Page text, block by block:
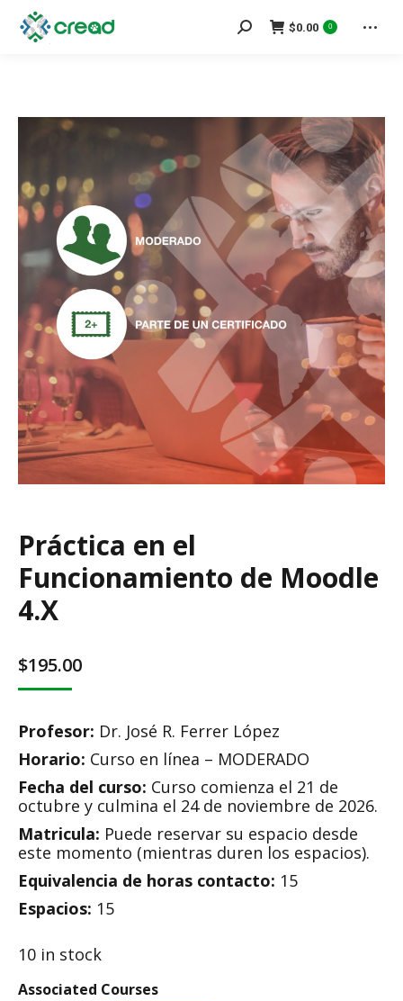
Search:$0.00 0
Práctica en el
Funcionamiento de Moodle
4.X
$195.00
Profesor: Dr. José R. Ferrer López
Horario: Curso en línea – MODERADO
Fecha del curso: Curso comienza el 21 de
octubre y culmina el 24 de noviembre de 2026.
Matricula: Puede reservar su espacio desde
este momento (mientras duren los espacios).
Equivalencia de horas contacto: 15
Espacios: 15
10 in stock
Associated Courses